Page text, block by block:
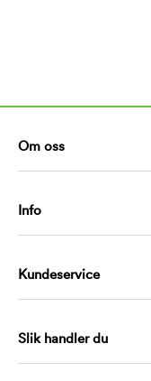
Om oss
Info
Kundeservice
Slik handler du